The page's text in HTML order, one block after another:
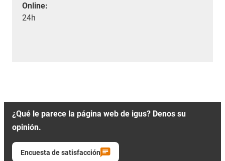
Online:
24h
¿Qué le parece la página web de igus? Denos su
opinión.
Encuesta de satisfacción